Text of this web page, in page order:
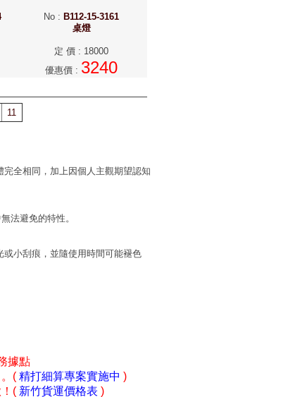
No : B112-15-3161
桌燈
定 價 : 18000
優惠價 : 3240
11
全相同，加上因個人主觀期望認知
法避免的特性。
小刮痕，並隨使用時間可能褪色
據點
( 精打細算專案實施中 )
( 新竹貨運價格表 )